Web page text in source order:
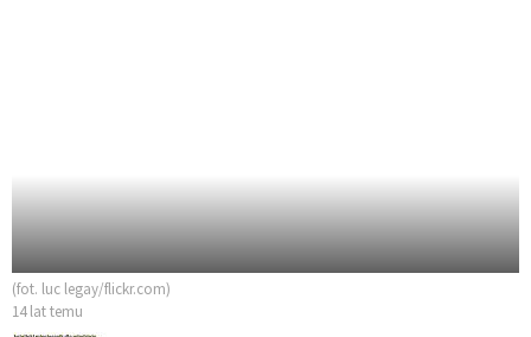
(fot. luc legay/flickr.com)
14 lat temu